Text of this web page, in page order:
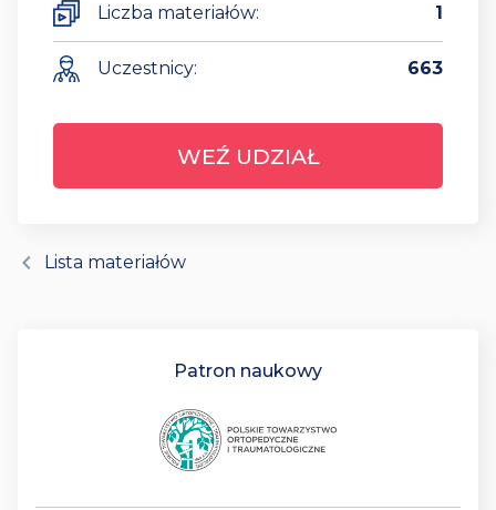
Liczba materiałów: 1
Uczestnicy: 663
WEŹ UDZIAŁ
chevron_left Lista materiałów
Patron naukowy